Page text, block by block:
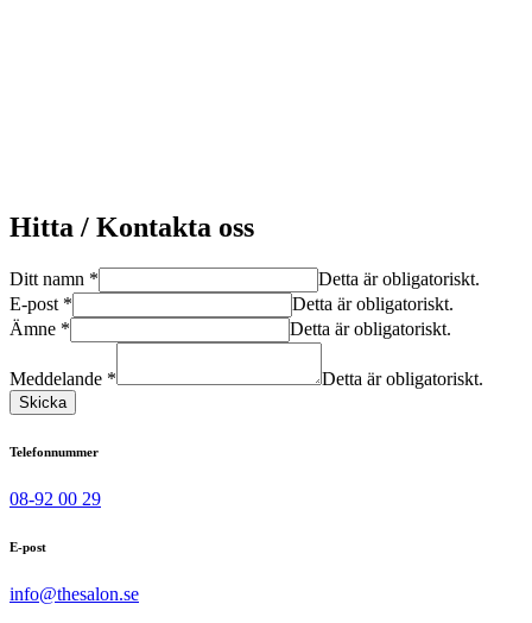
Hitta / Kontakta oss
Ditt namn *
Detta är obligatoriskt.
E-post *
Detta är obligatoriskt.
Ämne * Detta är obligatoriskt.
Meddelande * Detta är obligatoriskt.
Skicka
Telefonnummer
08-92 00 29
E-post
info@thesalon.se